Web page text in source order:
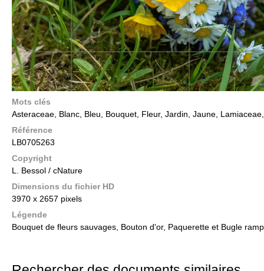
Mots clés
Asteraceae, Blanc, Bleu, Bouquet, Fleur, Jardin, Jaune,
Référence
LB0705263
Copyright
L. Bessol / cNature
Dimensions du fichier HD
3970 x 2657 pixels
Légende
Bouquet de fleurs sauvages, Bouton d'or, Paquerette et Bugle